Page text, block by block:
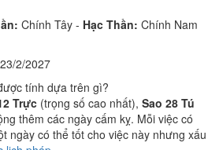
Chính Tây - Hạc Thần: Chính Nam
2/2027
tính dựa trên gì?
Trực (trọng số cao nhất), Sao 28 Tú
thêm các ngày cấm kỵ. Mỗi việc có
ngày có thể tốt cho việc này nhưng xấu